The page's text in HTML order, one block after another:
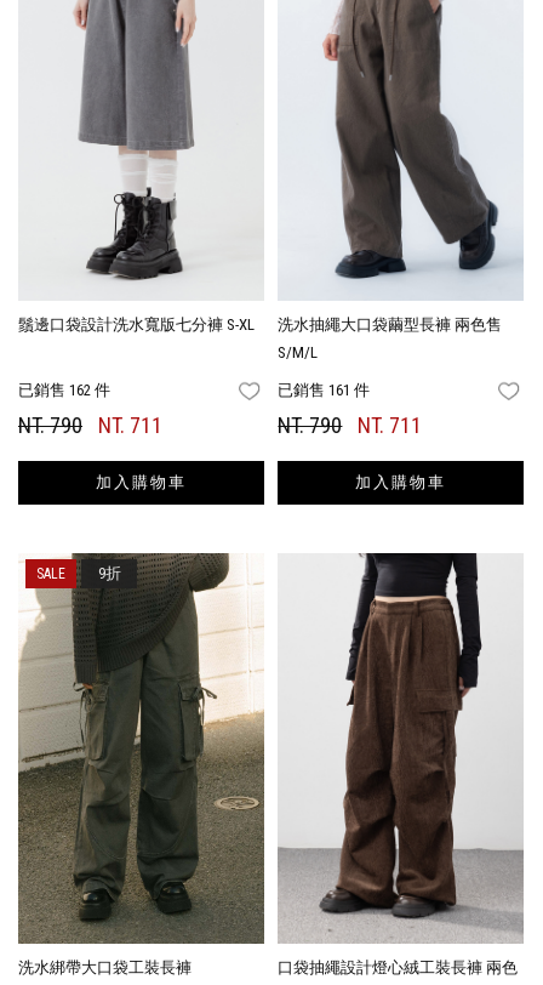
鬚邊口袋設計洗水寬版七分褲 S-XL
已銷售 162 件 FAVORITES
NT. 790 NT. 711
加入購物車
洗水抽繩大口袋繭型長褲 兩色售
S/M/L
已銷售 161 件
NT. 790 NT. 711
加入購物車
洗水綁帶大口袋工裝長褲
9折
口袋抽繩設計燈心絨工裝長褲 兩色